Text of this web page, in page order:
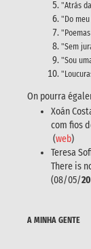
"Atrás
"Do
"Sem
"Sou
On pourra
Xoán
com fios
(web)
Teresa
There is
(08/05/
A MINHA GENTE